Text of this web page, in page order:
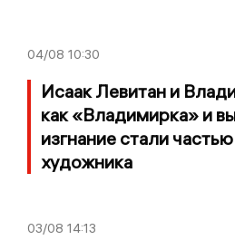
04/08 10:30
Исаак Левитан и
как «Владимирка» и
изгнание стали
художника
03/08 14:13